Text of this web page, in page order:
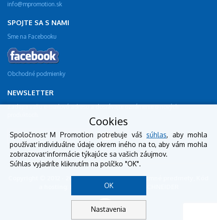
info@mpromotion.sk
SPOJTE SA S NAMI
Sme na Facebooku
Obchodné podmienky
NEWSLETTER
Zadajte vašu e-mailovú adresu a dostávajte oznámenie o nových
Copyright © 2012 - 2018 mpromotion.sk - reklamné predmety, Kód
a hosting: BestSite, Design: StudioSCHNEIDER
Cookies
Spoločnosť M Promotion potrebuje vášsúhlas, aby mohla
používať individuálne údaje okrem iného na to, aby vám mohla
zobrazovať informácie týkajúce sa vašich záujmov.
Súhlas vyjadríte kliknutím na políčko "OK".
Nastavenia
OK